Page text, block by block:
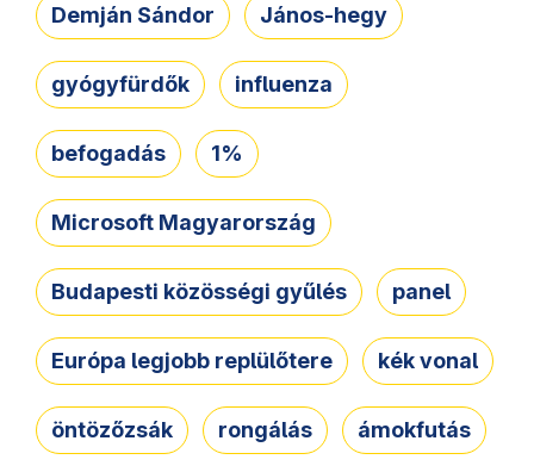
Demján Sándor János-hegy
gyógyfürdők influenza
befogadás 1%
Microsoft Magyarország
Budapesti közösségi gyűlés panel
Európa legjobb replülőtere kék vonal
öntözőzsák rongálás ámokfutás